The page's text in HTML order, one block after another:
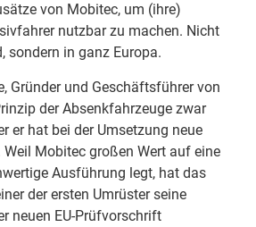
von Mobitec, um (ihre)
nutzbar zu machen. Nicht
sondern in ganz Europa.
Gründer und Geschäftsführer von
der Absenkfahrzeuge zwar
er hat bei der Umsetzung neue
Mobitec großen Wert auf eine
Ausführung legt, hat das
der ersten Umrüster seine
neuen EU-Prüfvorschrift